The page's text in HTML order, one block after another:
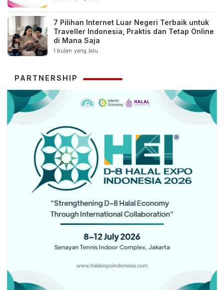
7 Pilihan Internet Luar Negeri Terbaik untuk
Traveller Indonesia, Praktis dan Tetap Online
di Mana Saja
1 bulan yang lalu
PARTNERSHIP